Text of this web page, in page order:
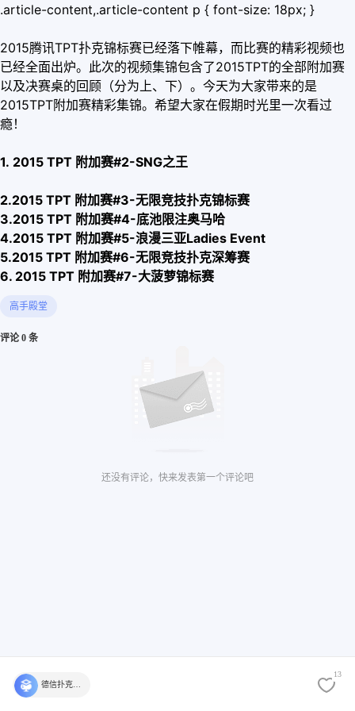
.article-content,.article-content p { font-size: 18px; }
2015腾讯TPT扑克锦标赛已经落下帷幕，而比赛的精彩视频也
已经全面出炉。此次的视频集锦包含了2015TPT的全部附加赛
以及决赛桌的回顾（分为上、下）。今天为大家带来的是
2015TPT附加赛精彩集锦。希望大家在假期时光里一次看过
瘾！
1. 2015 TPT 附加赛#2-SNG之王
2.2015 TPT 附加赛#3-无限竞技扑克锦标赛
3.2015 TPT 附加赛#4-底池限注奥马哈
4.2015 TPT 附加赛#5-浪漫三亚Ladies Event
5.2015 TPT 附加赛#6-无限竞技扑克深筹赛
6. 2015 TPT 附加赛#7-大菠萝锦标赛
高手殿堂
评论 0 条
还没有评论，快来发表第一个评论吧
13